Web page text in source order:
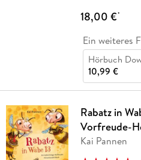
18,00 €*
Ein weiteres
Hörbuch
10,99 €
Rabatz in
Vorfreude-
Kai Pannen